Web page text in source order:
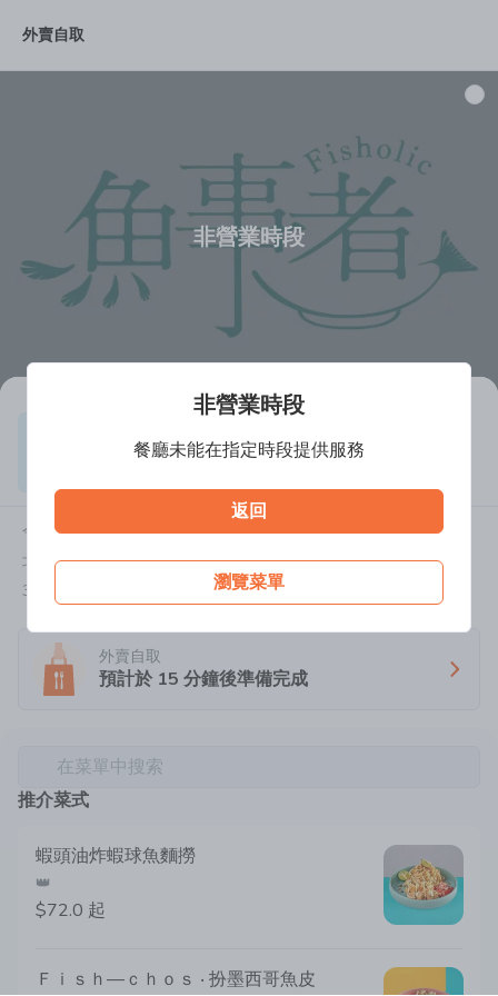
非營業時段
餐廳未能在指定時段提供服務
返回
瀏覽菜單
外賣自取
非營業時段
營業中
今天:11:30-20:45
北角宏安道威德閣地下14號舖
3590 4930
外賣自取
預計於 15 分鐘後準備完成
在菜單中搜索
推介湯麵
推介菜式
蝦頭油炸蝦球魚麵撈
👑
$72.0 起
Ｆｉｓｈ—ｃｈｏｓ ‧ 扮墨西哥魚皮